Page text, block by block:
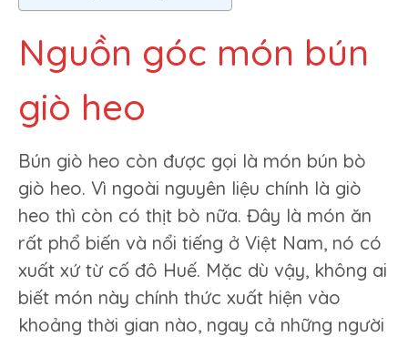
Nguồn góc món bún
giò heo
Bún giò heo còn được gọi là món bún bò
giò heo. Vì ngoài nguyên liệu chính là giò
heo thì còn có thịt bò nữa. Đây là món ăn
rất phổ biến và nổi tiếng ở Việt Nam, nó có
xuất xứ từ cố đô Huế. Mặc dù vậy, không ai
biết món này chính thức xuất hiện vào
khoảng thời gian nào, ngay cả những người